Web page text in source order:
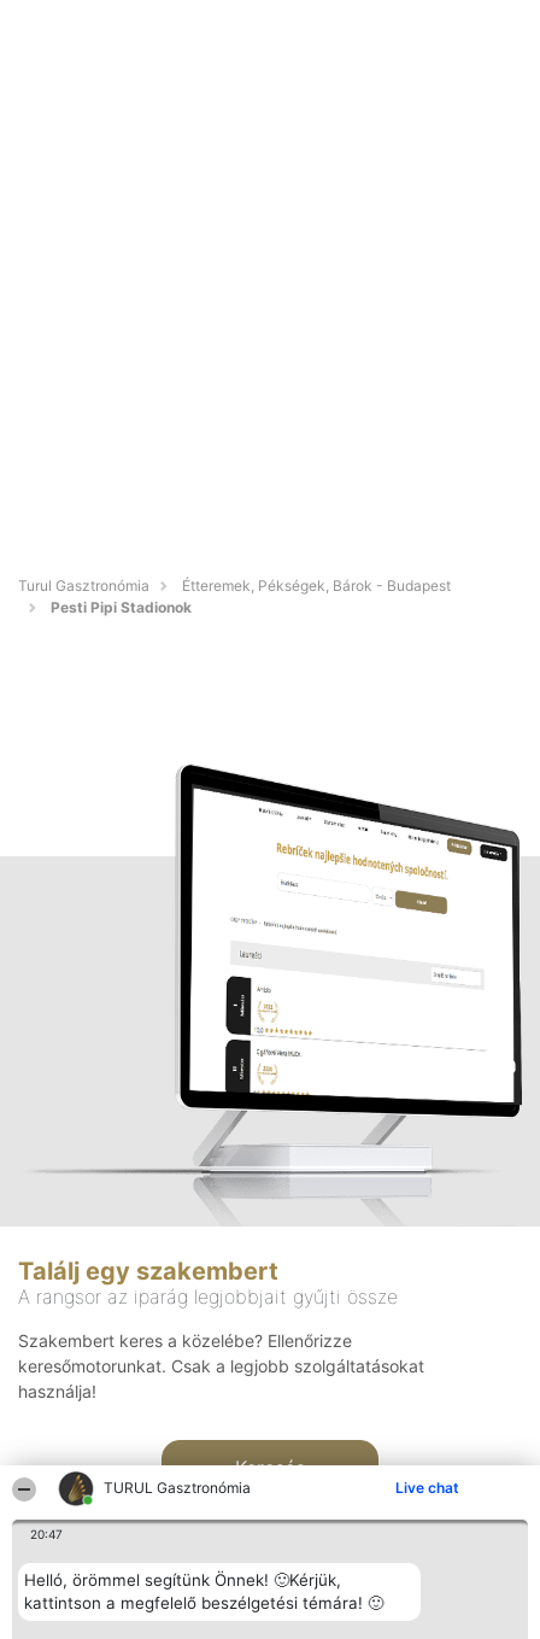
TURUL Gasztronómia Live chat
20:47
Helló, örömmel segítünk Önnek! 🙂Kérjük,
kattintson a megfelelő beszélgetési témára! 🙂
Turul Gasztronómia
Étteremek, Pékségek, Bárok - Budapest
Pesti Pipi Stadionok
Találj egy szakembert
A rangsor az iparág legjobbjait gyűjti össze
Szakembert keres a közelébe? Ellenőrizze
keresőmotorunkat. Csak a legjobb szolgáltatásokat
használja!
Keresés